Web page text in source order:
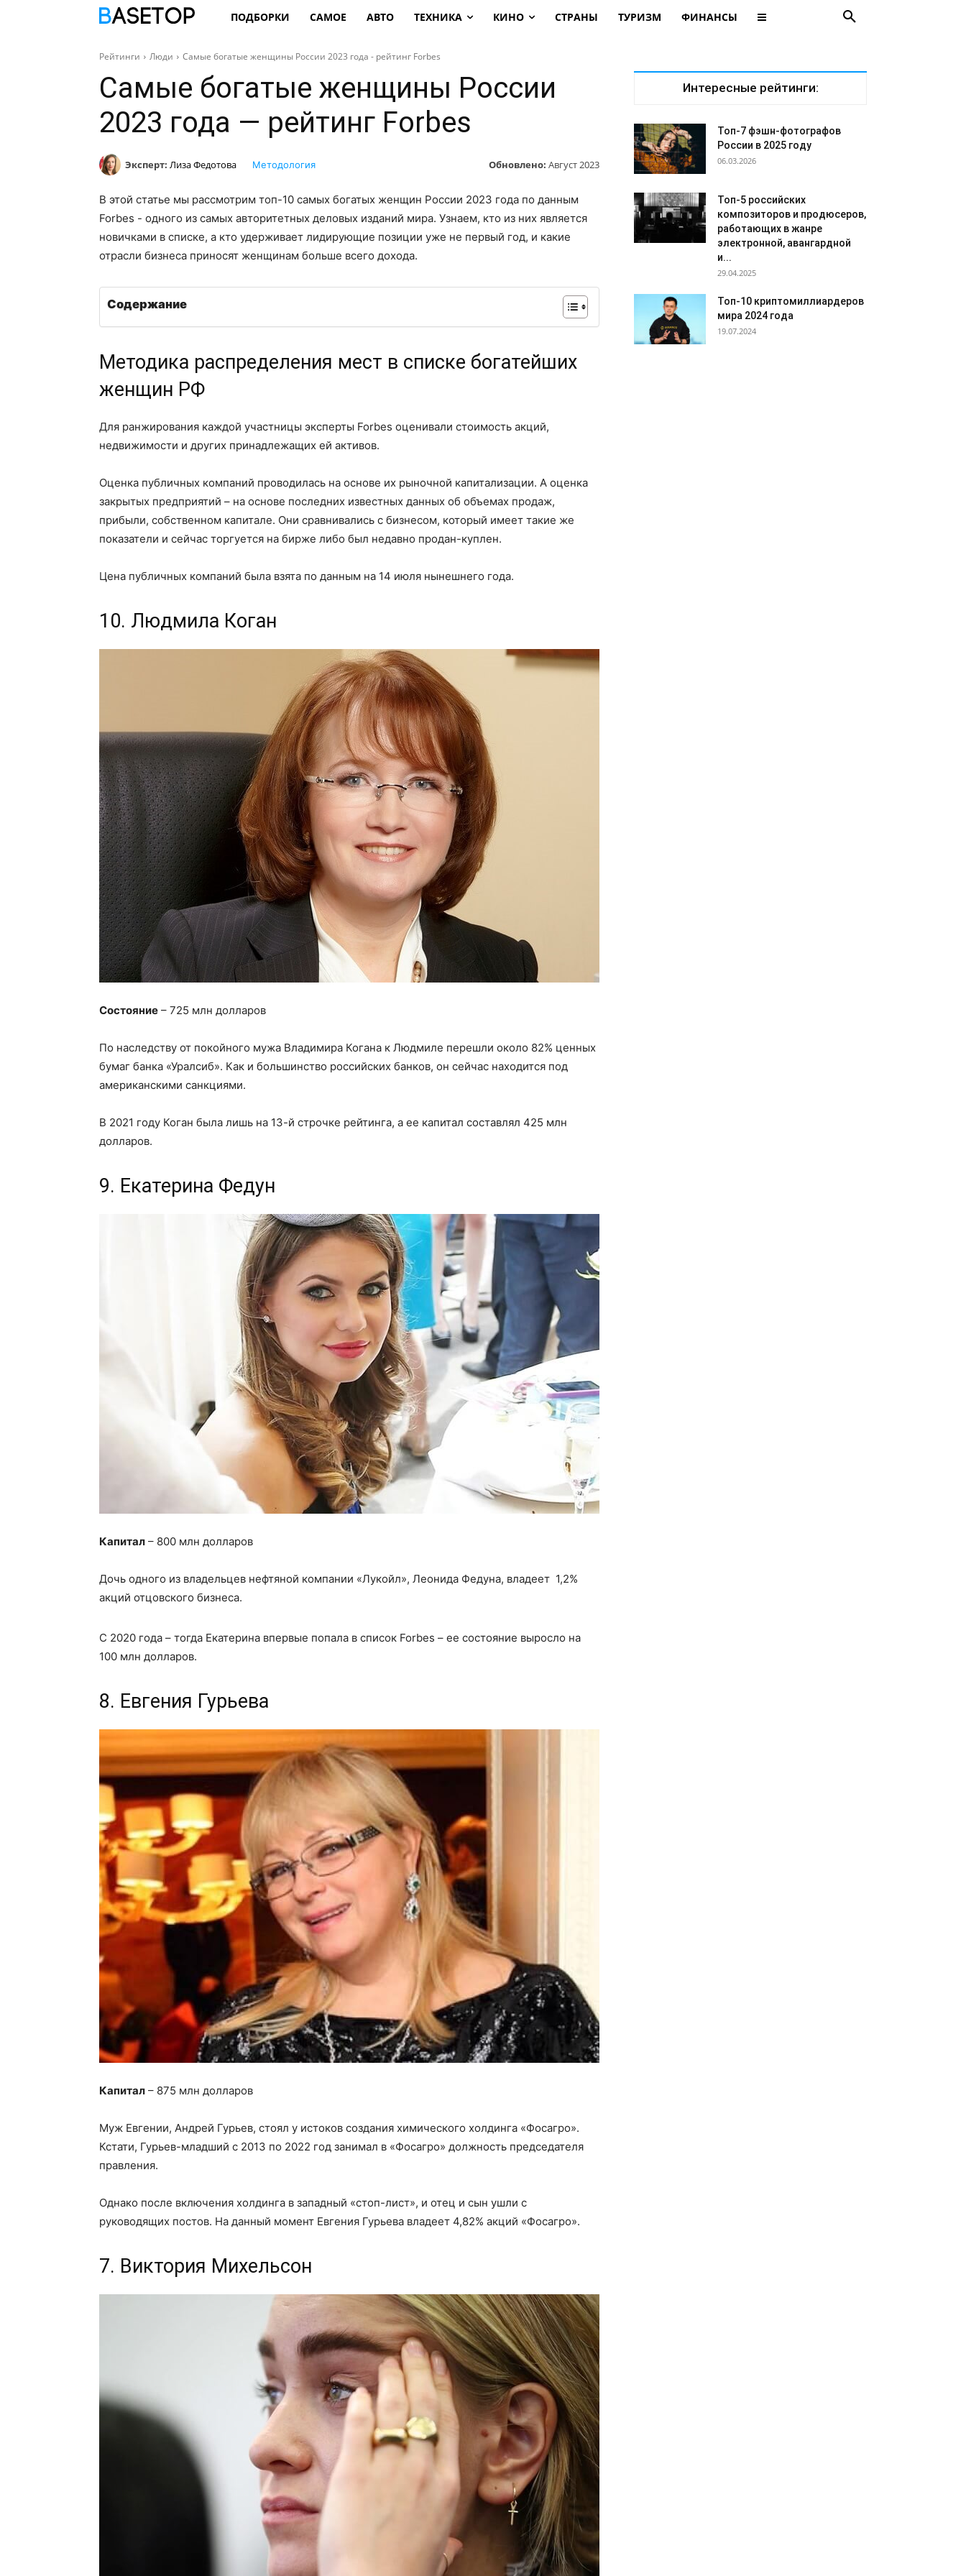
ПОДБОРКИ САМОЕ АВТО ТЕХНИКА КИНО СТРАНЫ ТУРИЗМ ФИНАНСЫ
Рейтинги Люди Самые богатые женщины России 2023 года - рейтинг Forbes
Самые богатые женщины России
2023 года — рейтинг Forbes
Эксперт: Лиза Федотова Обновлено: Август 2023
Методология
В этой статье мы рассмотрим топ-10 самых богатых женщин России 2023 года по данным
Forbes - одного из самых авторитетных деловых изданий мира. Узнаем, кто из них является
новичками в списке, а кто удерживает лидирующие позиции уже не первый год, и какие
отрасли бизнеса приносят женщинам больше всего дохода.
Содержание
Методика распределения мест в списке богатейших
женщин РФ
Для ранжирования каждой участницы эксперты Forbes оценивали стоимость акций,
недвижимости и других принадлежащих ей активов.
Оценка публичных компаний проводилась на основе их рыночной капитализации. А оценка
закрытых предприятий – на основе последних известных данных об объемах продаж,
прибыли, собственном капитале. Они сравнивались с бизнесом, который имеет такие же
показатели и сейчас торгуется на бирже либо был недавно продан-куплен.
Цена публичных компаний была взята по данным на 14 июля нынешнего года.
10. Людмила Коган
Состояние – 725 млн долларов
По наследству от покойного мужа Владимира Когана к Людмиле перешли около 82% ценных
бумаг банка «Уралсиб». Как и большинство российских банков, он сейчас находится под
американскими санкциями.
В 2021 году Коган была лишь на 13-й строчке рейтинга, а ее капитал составлял 425 млн
долларов.
9. Екатерина Федун
Капитал – 800 млн долларов
Дочь одного из владельцев нефтяной компании «Лукойл», Леонида Федуна, владеет 1,2%
акций отцовского бизнеса.
С 2020 года – тогда Екатерина впервые попала в список Forbes – ее состояние выросло на
100 млн долларов.
8. Евгения Гурьева
Капитал – 875 млн долларов
Муж Евгении, Андрей Гурьев, стоял у истоков создания химического холдинга «Фосагро».
Кстати, Гурьев-младший с 2013 по 2022 год занимал в «Фосагро» должность председателя
правления.
Однако после включения холдинга в западный «стоп-лист», и отец и сын ушли с
руководящих постов. На данный момент Евгения Гурьева владеет 4,82% акций «Фосагро».
7. Виктория Михельсон
Интересные рейтинги:
Топ-7 фэшн-фотографов
России в 2025 году
06.03.2026
Топ-5 российских
композиторов и продюсеров,
работающих в жанре
электронной, авангардной
и...
29.04.2025
Топ-10 криптомиллиардеров
мира 2024 года
19.07.2024